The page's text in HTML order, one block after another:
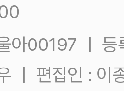
아00197 ㅣ
ㅣ 편집인 : 이